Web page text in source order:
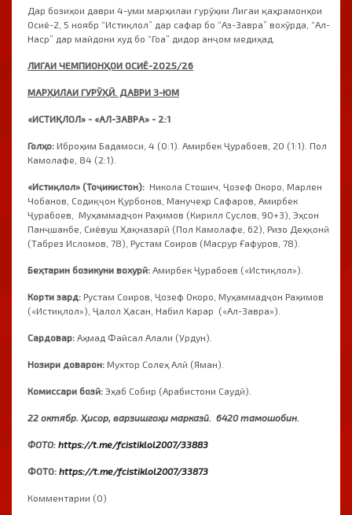
Дар бозиҳои даври 4-уми марҳилаи гурӯҳии Лигаи қаҳрамонҳои
Осиё-2, 5 ноябр “Истиқлол” дар сафар бо “Аз-Завра” вохӯрда, “Ал-
Наср” дар майдони худ бо “Гоа” дидор анҷом медиҳад.
ЛИГАИ ЧЕМПИОНҲОИ ОСИЁ-2025/26
МАРҲИЛАИ ГУРӮҲӢ. ДАВРИ 3-ЮМ
«ИСТИҚЛОЛ» - «АЛ-ЗАВРА» - 2:1
Голҳо: Иброҳим Бадамоси, 4 (0:1). Амирбек Ҷурабоев, 20 (1:1). Пол
Камолафе, 84 (2:1).
«Истиқлол» (Тоҷикистон): Никола Стошич, Ҷозеф Окоро, Марлен
Чобанов, Содиқҷон Қурбонов, Манучеҳр Сафаров, Амирбек
Ҷурабоев, Муҳаммадҷон Раҳимов (Кирилл Суслов, 90+3), Эҳсон
Панҷшанбе, Сиёвуш Ҳақназарӣ (Пол Камолафе, 62), Ризо Деҳқонӣ
(Табрез Исломов, 78), Рустам Соиров (Масрур Ғафуров, 78).
Беҳтарин бозикуни вохурӣ: Амирбек Ҷурабоев («Истиқлол»).
Корти зард: Рустам Соиров, Ҷозеф Окоро, Муҳаммадҷон Раҳимов
(«Истиқлол»), Ҷалол Ҳасан, Набил Карар («Ал-Завра»).
Сардовар: Аҳмад Файсал Алали (Урдун).
Нозири доварон: Мухтор Солеҳ Алӣ (Яман).
Комиссари бозӣ: Эҳаб Собир (Арабистони Саудӣ).
22 октябр. Ҳисор, варзишгоҳи марказӣ. 6420 тамошобин.
ФОТО: https://t.me/fcistiklol2007/33883
ФОТО: https://t.me/fcistiklol2007/33873
Комментарии (0)